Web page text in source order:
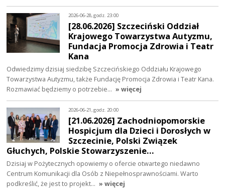
2026-06-28, godz. 23:00
[28.06.2026] Szczeciński Oddział
Krajowego Towarzystwa Autyzmu,
Fundacja Promocja Zdrowia i Teatr
Kana
Odwiedzimy dzisiaj siedzibę Szczecińskiego Oddziału Krajowego
Towarzystwa Autyzmu, także Fundację Promocja Zdrowia i Teatr Kana.
Rozmawiać będziemy o potrzebie… » więcej
2026-06-21, godz. 20:00
[21.06.2026] Zachodniopomorskie
Hospicjum dla Dzieci i Dorosłych w
Szczecinie, Polski Związek
Głuchych, Polskie Stowarzyszenie…
Dzisiaj w Pożytecznych opowiemy o ofercie otwartego niedawno
Centrum Komunikacji dla Osób z Niepełnosprawnościami. Warto
podkreślić, że jest to projekt… » więcej